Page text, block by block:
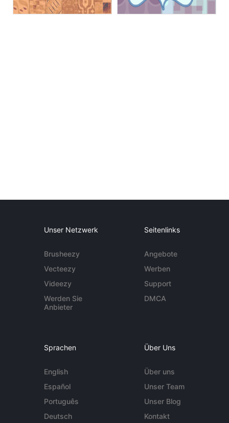
Unser Netzwerk
Brusheezy
Vecteezy
Videezy
Werden Sie
Anbieter
Seitenlinks
Angebote
Werben
Support
DMCA
Sprachen
English
Español
Português
Deutsch
Über Uns
Über uns
Unser Team
Unser Blog
Kontakt